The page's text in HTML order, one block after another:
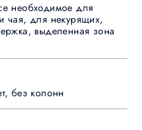
необходимое для
чая, для некурящих,
выделенная зона
без колонн